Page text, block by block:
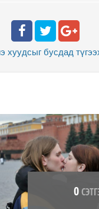
хуудсыг бусдад
0